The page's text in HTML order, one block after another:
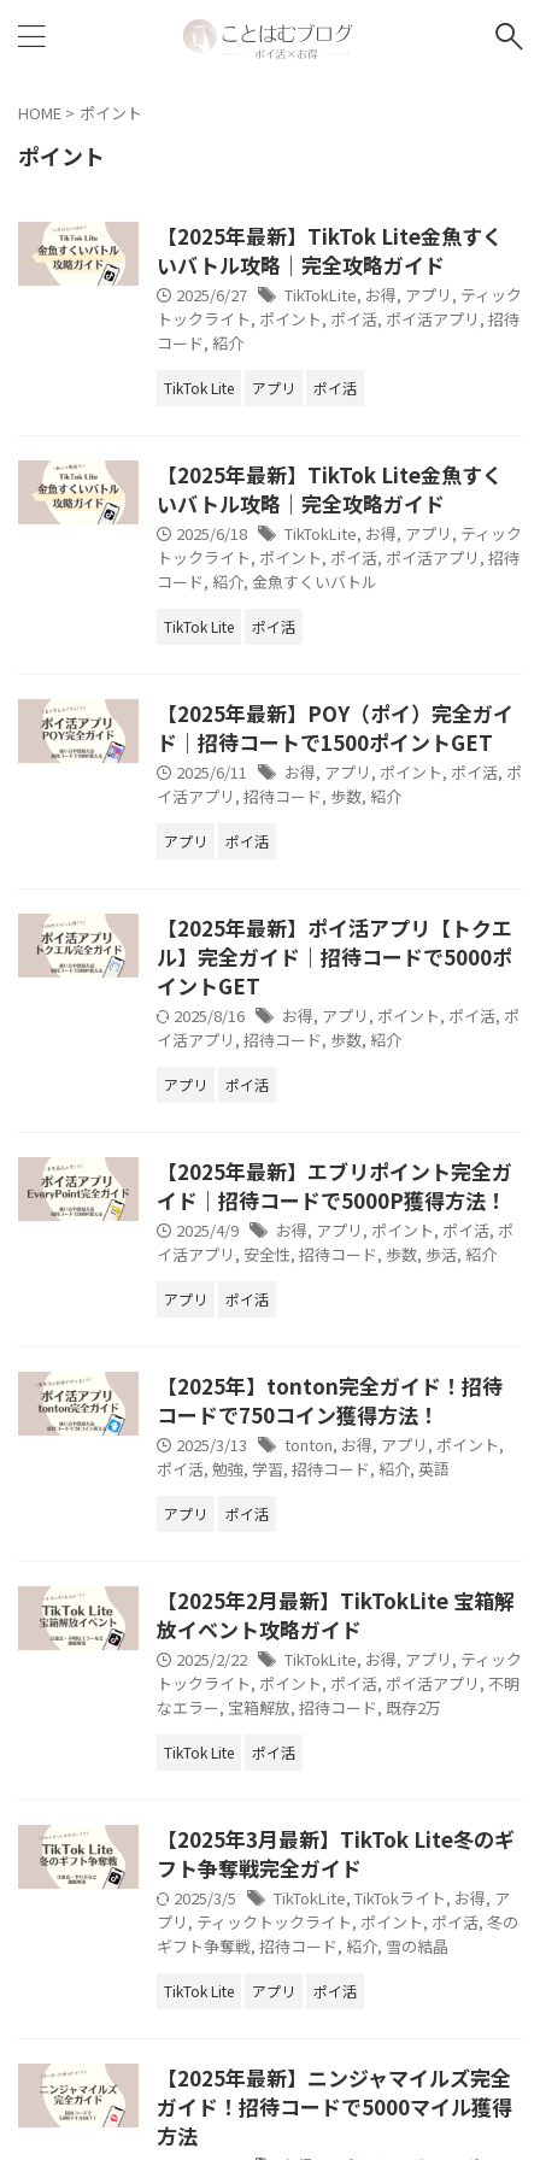
HOME > ポイント
ポイント
【2025年最新】TikTok Lite金魚すく
いバトル攻略｜完全攻略ガイド
2025/6/27 TikTokLite, お得, アプリ , ティック
トックライト, ポイント, ポイ活, ポイ活アプリ , 招待
コード, 紹介
TikTok Lite アプリ ポイ活
【2025年最新】TikTok Lite金魚すく
いバトル攻略｜完全攻略ガイド
2025/6/18 TikTokLite, お得, アプリ , ティック
トックライト, ポイント, ポイ活, ポイ活アプリ , 招待
コード, 紹介, 金魚すくいバトル
TikTok Lite ポイ活
【2025年最新】POY（ポイ）完全ガイ
ド｜招待コートで1500ポイントGET
2025/6/11 お得, アプリ , ポイント, ポイ活, ポ
イ活アプリ , 招待コード, 歩数, 紹介
アプリ ポイ活
【2025年最新】ポイ活アプリ【トクエ
ル】完全ガイド｜招待コードで5000ポ
イントGET
2025/8/16 お得, アプリ , ポイント, ポイ活, ポ
イ活アプリ , 招待コード, 歩数, 紹介
アプリ ポイ活
【2025年最新】エブリポイント完全ガ
イド｜招待コードで5000P獲得方法！
2025/4/9 お得, アプリ , ポイント, ポイ活, ポ
イ活アプリ , 安全性, 招待コード, 歩数, 歩活, 紹介
アプリ ポイ活
【2025年】tonton完全ガイド！招待
コードで750コイン獲得方法！
2025/3/13 tonton, お得, アプリ , ポイント,
ポイ活, 勉強, 学習, 招待コード, 紹介, 英語
アプリ ポイ活
【2025年2月最新】TikTokLite 宝箱解
放イベント攻略ガイド
2025/2/22 TikTokLite, お得, アプリ , ティック
トックライト, ポイント, ポイ活, ポイ活アプリ , 不明
なエラー, 宝箱解放, 招待コード, 既存2万
TikTok Lite ポイ活
【2025年3月最新】TikTok Lite冬のギ
フト争奪戦完全ガイド
2025/3/5 TikTokLite, TikTokライト, お得, ア
プリ , ティックトックライト, ポイント, ポイ活, 冬の
ギフト争奪戦, 招待コード, 紹介, 雪の結晶
TikTok Lite アプリ ポイ活
【2025年最新】ニンジャマイルズ完全
ガイド！招待コードで5000マイル獲得
方法